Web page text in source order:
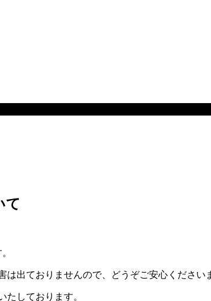
て
出ておりませんので、どうぞご安心ください
しております。